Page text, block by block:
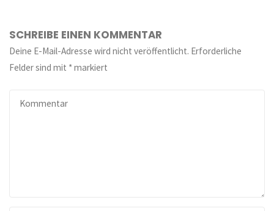
SCHREIBE EINEN KOMMENTAR
Deine E-Mail-Adresse wird nicht veröffentlicht. Erforderliche
Felder sind mit *markiert